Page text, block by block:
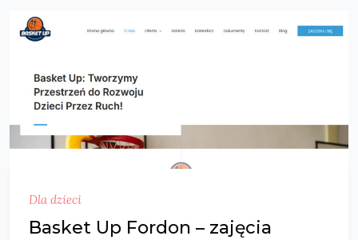
Dla dzieci
Basket Up Fordon – zajęcia